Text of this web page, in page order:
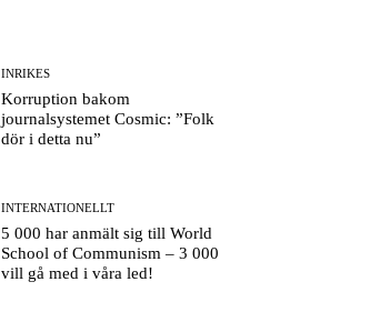
INRIKES
Korruption bakom
journalsystemet Cosmic: ”Folk
dör i detta nu”
INTERNATIONELLT
5 000 har anmält sig till World
School of Communism – 3 000
vill gå med i våra led!